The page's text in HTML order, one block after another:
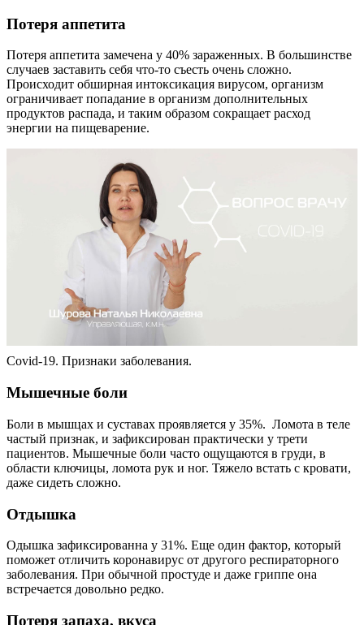
Потеря аппетита
Потеря аппетита замечена у 40% зараженных. В большинстве
случаев заставить себя что-то съесть очень сложно.
Происходит обширная интоксикация вирусом, организм
ограничивает попадание в организм дополнительных
продуктов распада, и таким образом сокращает расход
энергии на пищеварение.
Covid-19. Признаки заболевания.
Мышечные боли
Боли в мышцах и суставах проявляется у 35%. Ломота в теле
частый признак, и зафиксирован практически у трети
пациентов. Мышечные боли часто ощущаются в груди, в
области ключицы, ломота рук и ног. Тяжело встать с кровати,
даже сидеть сложно.
Отдышка
Одышка зафиксированна у 31%. Еще один фактор, который
поможет отличить коронавирус от другого респираторного
заболевания. При обычной простуде и даже гриппе она
встречается довольно редко.
Потеря запаха, вкуса